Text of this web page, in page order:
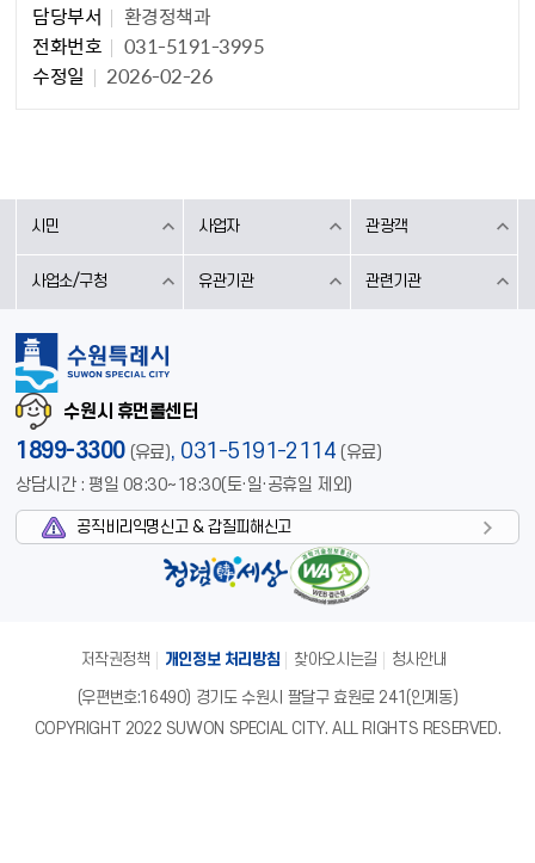
담당부서
환경정책과
전화번호
031-5191-3995
수정일
2026-02-26
시민 사업자 관광객
사업소/구청 유관기관 관련기관
수원시 휴먼콜센터
1899-3300 (유료), 031-5191-2114 (유료)
상담시간 : 평일 08:30~18:30(토·일·공휴일 제외)
공직비리익명신고 & 갑질피해신고
저작권정책 개인정보 처리방침 찾아오시는길 청사안내
(우편번호:16490) 경기도 수원시 팔달구 효원로 241(인계동)
COPYRIGHT 2022 SUWON SPECIAL CITY. ALL RIGHTS RESERVED.